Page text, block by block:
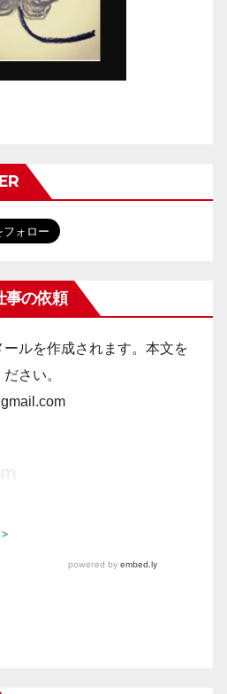
事の依頼
ルを作成されます。本文を
さい。